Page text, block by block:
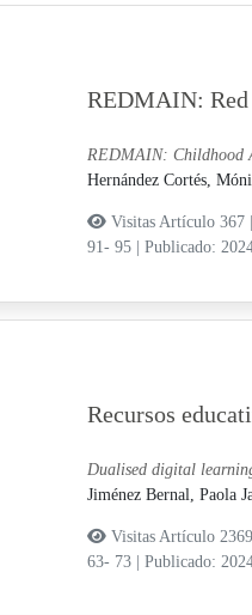
REDMAIN: Red
REDMAIN: Childhood
Hernández Cortés,
Visitas Artículo 367 |
91- 95
Publicado:
Recursos
Dualised digital
Jiménez Bernal, Paola
Visitas Artículo
63- 73 | Publicado: